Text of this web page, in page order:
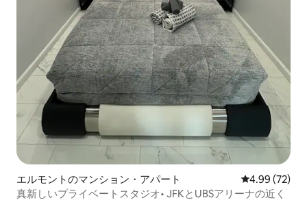
エルモントのマンション・アパート レビュー72
4.99 (72)
真新しいプライベートスタジオ• JFKとUBSアリーナの近く